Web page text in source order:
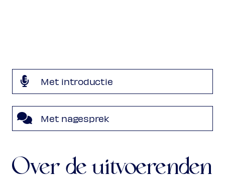
Gregoriaans
Prefatio: Per omnia saecula saeculorum ...
Vere dignum et justum est ...
Cristóbal de Morales
Missa ‘Mille regretz’
Met introductie
Met nagesprek
Over de uitvoerenden